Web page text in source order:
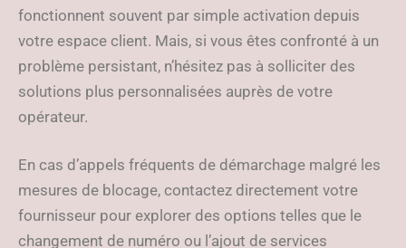
fonctionnent souvent par simple activation depuis
votre espace client. Mais, si vous êtes confronté à un
problème persistant, n’hésitez pas à solliciter des
solutions plus personnalisées auprès de votre
opérateur.
En cas d’appels fréquents de démarchage malgré les
mesures de blocage, contactez directement votre
fournisseur pour explorer des options telles que le
changement de numéro ou l’ajout de services